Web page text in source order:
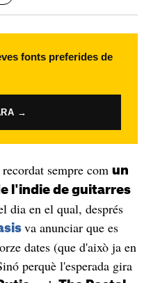
fonts preferides de
→
sempre com un
l'indie de guitarres
dia en el qual, després
va anunciar que es
dates (que d'això ja en
perquè l'esperada gira